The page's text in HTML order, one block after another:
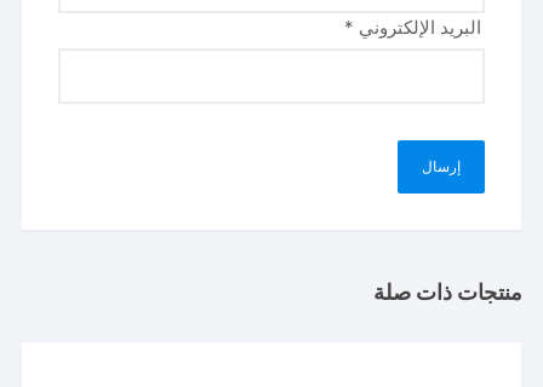
البريد الإلكتروني *
منتجات ذات صلة